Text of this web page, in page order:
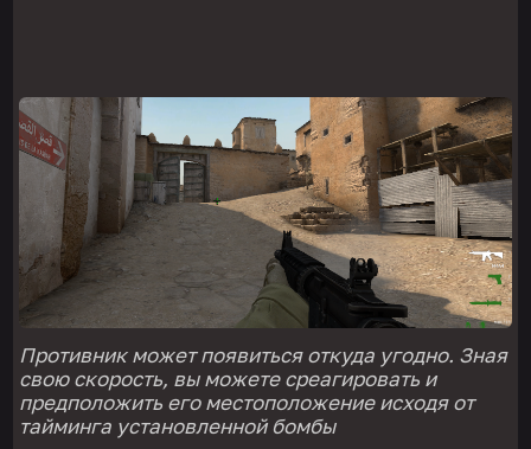
Противник может появиться откуда угодно. Зная
свою скорость, вы можете среагировать и
предположить его местоположение исходя от
тайминга установленной бомбы